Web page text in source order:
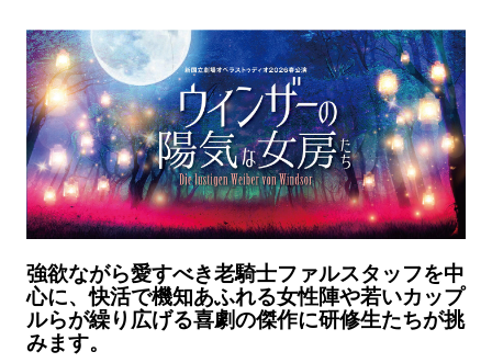
強欲ながら愛すべき老騎士ファルスタッフを中
心に、快活で機知あふれる女性陣や若いカップ
ルらが繰り広げる喜劇の傑作に研修生たちが挑
みます。